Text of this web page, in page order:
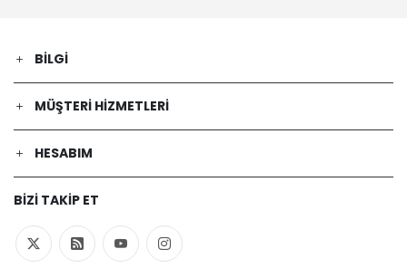
BILGI
MÜŞTERI HIZMETLERI
HESABIM
BIZI TAKIP ET